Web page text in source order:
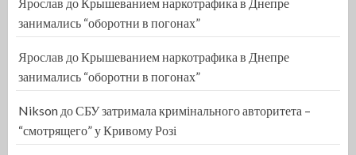
занимались “оборотни в погонах”
Ярослав доКрышеванием наркотрафика в Днепре
занимались “оборотни в погонах”
Nikson доСБУ затримала кримінального авторитета –
“смотрящего” у Кривому Розі